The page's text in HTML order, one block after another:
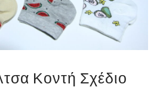
Κοντή Σχέδιο